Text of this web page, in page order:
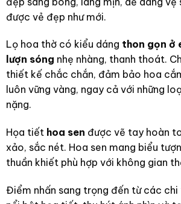
được vẻ đẹp như mới.
Lọ hoa thờ có kiểu dáng thon gọn ở
lượn sóng nhẹ nhàng, thanh thoát.
thiết kế chắc chắn, đảm bảo hoa
luôn vững vàng, ngay cả với những
nặng.
Họa tiết hoa sen được vẽ tay hoàn
xảo, sắc nét. Hoa sen mang biểu
thuần khiết phù hợp với không gian
Điểm nhấn sang trọng đến từ các